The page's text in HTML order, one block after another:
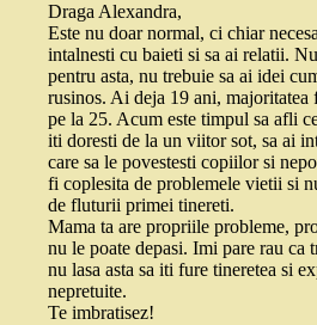
Draga Alexandra,
Este nu doar normal, ci chiar
intalnesti cu baieti si sa ai relatii.
pentru asta, nu trebuie sa ai idei
rusinos. Ai deja 19 ani, majoritatea
pe la 25. Acum este timpul sa afli
iti doresti de la un viitor sot, sa ai
care sa le povestesti copiilor si
fi coplesita de problemele vietii si
de fluturii primei tinereti.
Mama ta are propriile probleme,
nu le poate depasi. Imi pare rau ca
nu lasa asta sa iti fure tineretea si
nepretuite.
Te imbratisez!